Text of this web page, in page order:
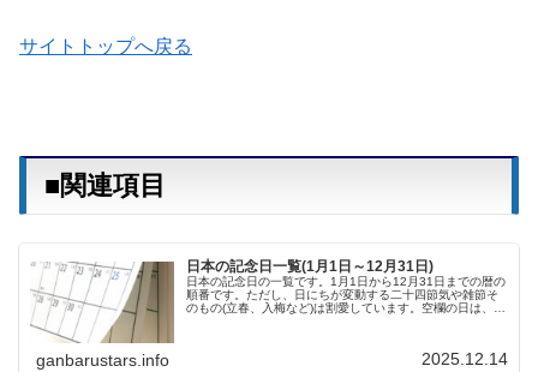
サイトトップへ戻る
■関連項目
日本の記念日一覧(1月1日～12月31日)
日本の記念日の一覧です。1月1日から12月31日までの暦の
順番です。ただし、日にちが変動する二十四節気や雑節そ
のもの(立春、入梅など)は割愛しています。空欄の日は、判
ganbarustars.info 2025.12.14